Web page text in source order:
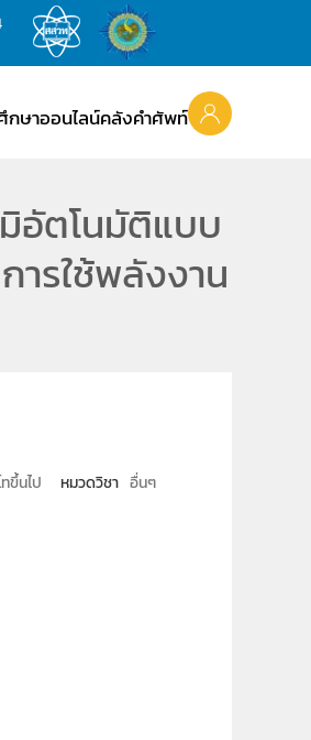
กษาออนไลน์คลังคำศัพท์
อัตโนมัติแบบ
ารใช้พลังงาน
ขึ้นไป หมวดวิชา อื่นๆ